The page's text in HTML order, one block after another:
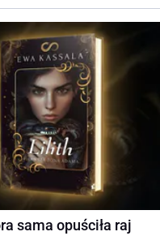
sama opuściła raj